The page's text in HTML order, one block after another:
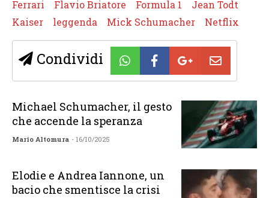
Ferrari
Flavio Briatore Formula 1
Jean Todt
Kaiser
leggenda Mick Schumacher Netflix
Condividi
Michael Schumacher, il gesto
che accende la speranza
Mario Altomura - 16/10/2025
Elodie e Andrea Iannone, un
bacio che smentisce la crisi